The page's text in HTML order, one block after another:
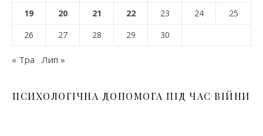
19
20 21 22 23 24
25
26
27 28 29 30
« Тра Лип »
ПСИХОЛОГІЧНА ДОПОМОГА ПІД ЧАС ВІЙНИ